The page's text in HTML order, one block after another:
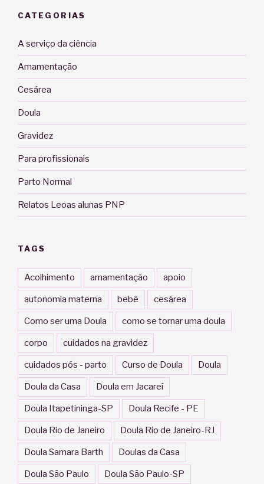
CATEGORIAS
A serviço da ciência
Amamentação
Cesárea
Doula
Gravidez
Para profissionais
Parto Normal
Relatos Leoas alunas PNP
TAGS
Acolhimento amamentação apoio
autonomia materna bebê cesárea
Como ser uma Doula como se tornar uma doula
corpo cuidados na gravidez
cuidados pós - parto Curso de Doula Doula
Doula da Casa Doula em Jacareí
Doula Itapetininga-SP Doula Recife - PE
Doula Rio de Janeiro Doula Rio de Janeiro-RJ
Doula Samara Barth Doulas da Casa
Doula São Paulo Doula São Paulo-SP